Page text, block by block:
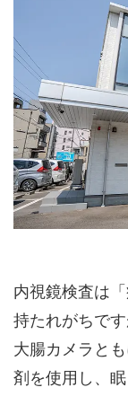
内視鏡検査は
持たれがちで
大腸カメラと
剤を使用し、